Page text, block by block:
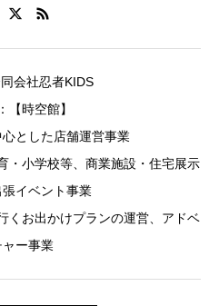
会社忍者KIDS
【時空館】
心とした店舗運営事業
・小学校等、商業施設・住宅展示
イベント事業
くお出かけプランの運営、アドベ
ャー事業